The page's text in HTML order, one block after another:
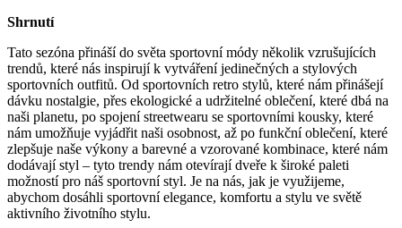
Shrnutí
Tato sezóna přináší do světa sportovní módy několik vzrušujících
trendů, které nás inspirují k vytváření jedinečných a stylových
sportovních outfitů. Od sportovních retro stylů, které nám přinášejí
dávku nostalgie, přes ekologické a udržitelné oblečení, které dbá na
naši planetu, po spojení streetwearu se sportovními kousky, které
nám umožňuje vyjádřit naši osobnost, až po funkční oblečení, které
zlepšuje naše výkony a barevné a vzorované kombinace, které nám
dodávají styl – tyto trendy nám otevírají dveře k široké paleti
možností pro náš sportovní styl. Je na nás, jak je využijeme,
abychom dosáhli sportovní elegance, komfortu a stylu ve světě
aktivního životního stylu.